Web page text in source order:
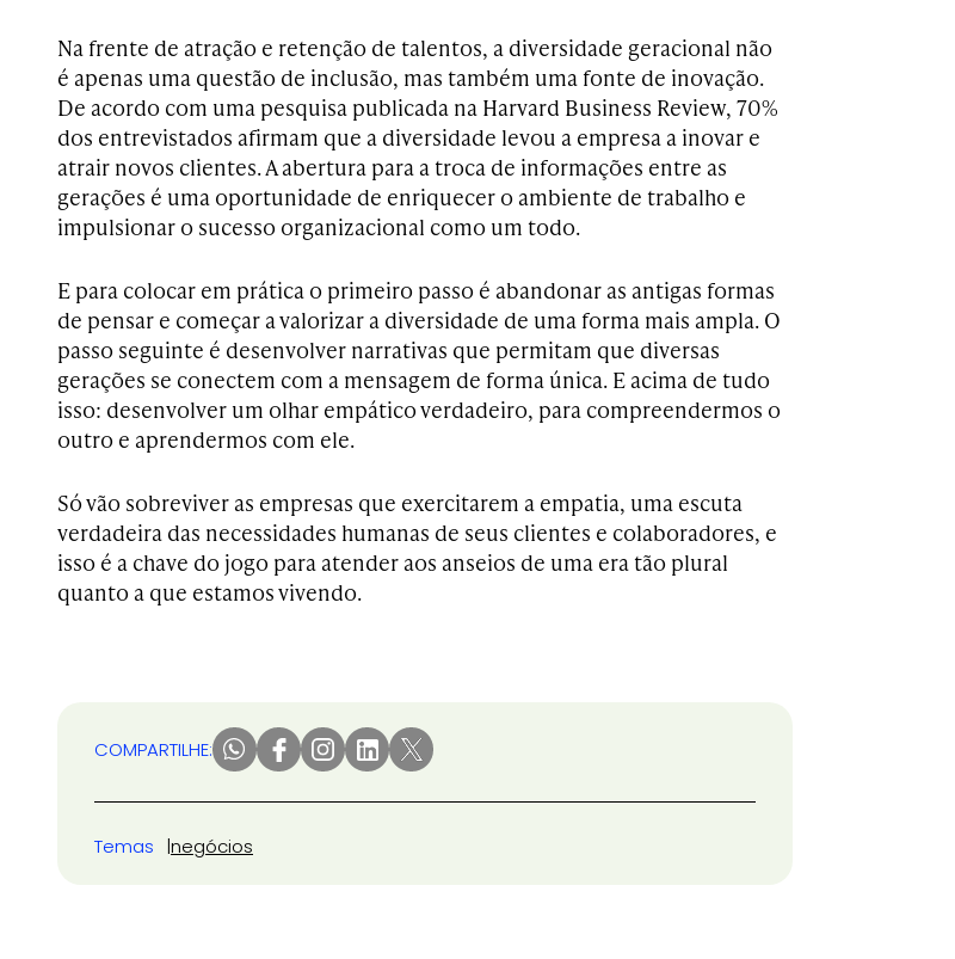
Na frente de atração e retenção de talentos, a diversidade geracional não
é apenas uma questão de inclusão, mas também uma fonte de inovação.
De acordo com uma pesquisa publicada na Harvard Business Review, 70%
dos entrevistados afirmam que a diversidade levou a empresa a inovar e
atrair novos clientes. A abertura para a troca de informações entre as
gerações é uma oportunidade de enriquecer o ambiente de trabalho e
impulsionar o sucesso organizacional como um todo.
E para colocar em prática o primeiro passo é abandonar as antigas formas
de pensar e começar a valorizar a diversidade de uma forma mais ampla. O
passo seguinte é desenvolver narrativas que permitam que diversas
gerações se conectem com a mensagem de forma única. E acima de tudo
isso: desenvolver um olhar empático verdadeiro, para compreendermos o
outro e aprendermos com ele.
Só vão sobreviver as empresas que exercitarem a empatia, uma escuta
verdadeira das necessidades humanas de seus clientes e colaboradores, e
isso é a chave do jogo para atender aos anseios de uma era tão plural
quanto a que estamos vivendo.
COMPARTILHE:
Temas negócios